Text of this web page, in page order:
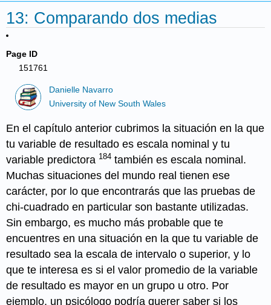
13: Comparando dos medias
Page ID
151761
Danielle Navarro
University of New South Wales
En el capítulo anterior cubrimos la situación en la que
tu variable de resultado es escala nominal y tu
variable predictora 184 también es escala nominal.
Muchas situaciones del mundo real tienen ese
carácter, por lo que encontrarás que las pruebas de
chi-cuadrado en particular son bastante utilizadas.
Sin embargo, es mucho más probable que te
encuentres en una situación en la que tu variable de
resultado sea la escala de intervalo o superior, y lo
que te interesa es si el valor promedio de la variable
de resultado es mayor en un grupo u otro. Por
ejemplo, un psicólogo podría querer saber si los